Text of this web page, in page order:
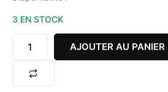
3 EN STOCK
CAVIAR
TOMATES
BASILIC
AJOUTER AU PANIER